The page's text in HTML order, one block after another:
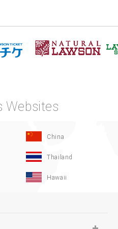
Websites
China
Thailand
Hawaii